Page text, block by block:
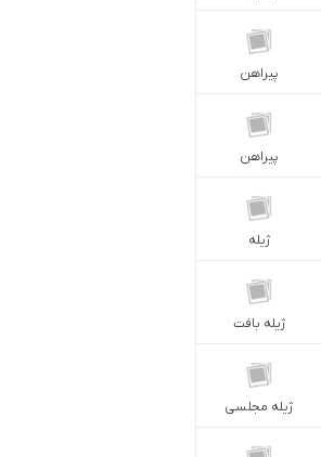
پيراهن
پیراهن
ژيله
ژيله بافت
ژيله مجلسى